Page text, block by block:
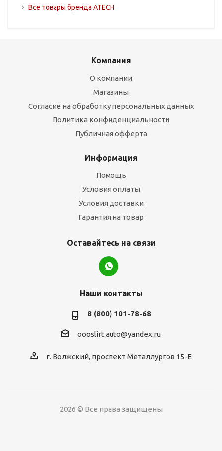
Все товары бренда ATECH
Компания
О компании
Магазины
Согласие на обработку персональных данных
Политика конфиденциальности
Публичная офферта
Информация
Помощь
Условия оплаты
Условия доставки
Гарантия на товар
Оставайтесь на связи
Наши контакты
8 (800) 101-78-68
oooslirt.auto@yandex.ru
г. Волжский, проспект Металлургов 15-Е
2026 © Все права защищены